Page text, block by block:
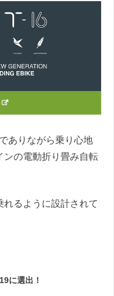
ありながら乗り心地
ンの電動折り畳み自転
れるように設計されて
に選出！